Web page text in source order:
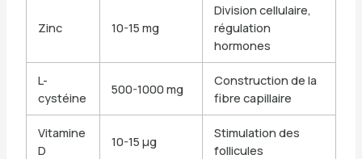
Zinc 10-15 mg
Division cellulaire,
régulation
hormones
L-
cystéine
500-1000 mg
Construction de la
fibre capillaire
Vitamine
D
10-15 µg
Stimulation des
follicules